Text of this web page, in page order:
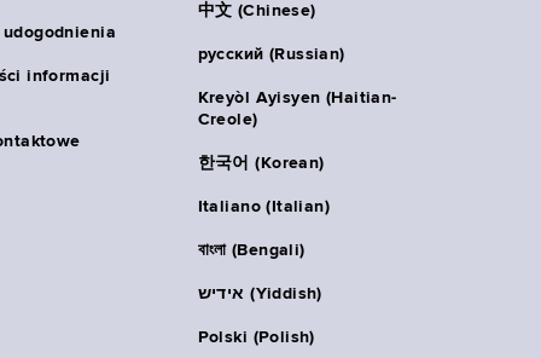
informacji
中文 (Chinese)
русский (Russian)
Kreyòl Ayisyen (Haitian-
Creole)
한국어 (Korean)
Italiano (Italian)
বাংলা (Bengali)
אידיש (Yiddish)
Polski (Polish)